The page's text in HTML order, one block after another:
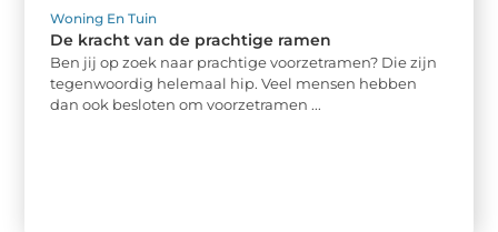
Woning En Tuin
De kracht van de prachtige ramen
Ben jij op zoek naar prachtige voorzetramen? Die zijn
tegenwoordig helemaal hip. Veel mensen hebben
dan ook besloten om voorzetramen ...